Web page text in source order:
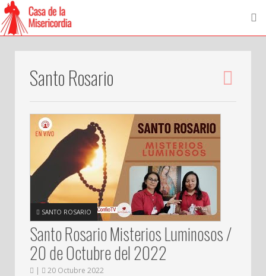
Santo Rosario
SANTO ROSARIO
Santo Rosario Misterios Luminosos /
20 de Octubre del 2022
| 20 Octubre 2022